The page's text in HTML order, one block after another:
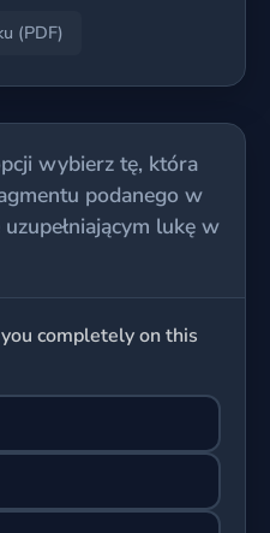
(PDF)
wybierz tę, która
podanego w
lukę w
completely on this